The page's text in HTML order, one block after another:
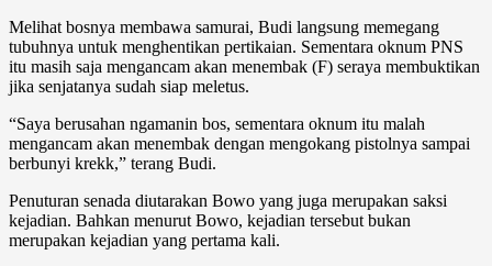
Melihat bosnya membawa samurai, Budi langsung memegang
tubuhnya untuk menghentikan pertikaian. Sementara oknum PNS
itu masih saja mengancam akan menembak (F) seraya membuktikan
jika senjatanya sudah siap meletus.
“Saya berusahan ngamanin bos, sementara oknum itu malah
mengancam akan menembak dengan mengokang pistolnya sampai
berbunyi krekk,” terang Budi.
Penuturan senada diutarakan Bowo yang juga merupakan saksi
kejadian. Bahkan menurut Bowo, kejadian tersebut bukan
merupakan kejadian yang pertama kali.